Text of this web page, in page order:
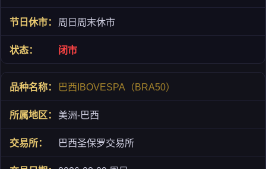
周日周末休市
闭市
巴西IBOVESPA（BRA50）
美洲-巴西
巴西圣保罗交易所